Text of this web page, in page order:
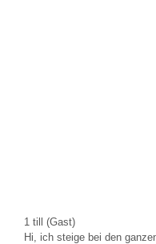
1 till (Gast)
Hi, ich steige bei den